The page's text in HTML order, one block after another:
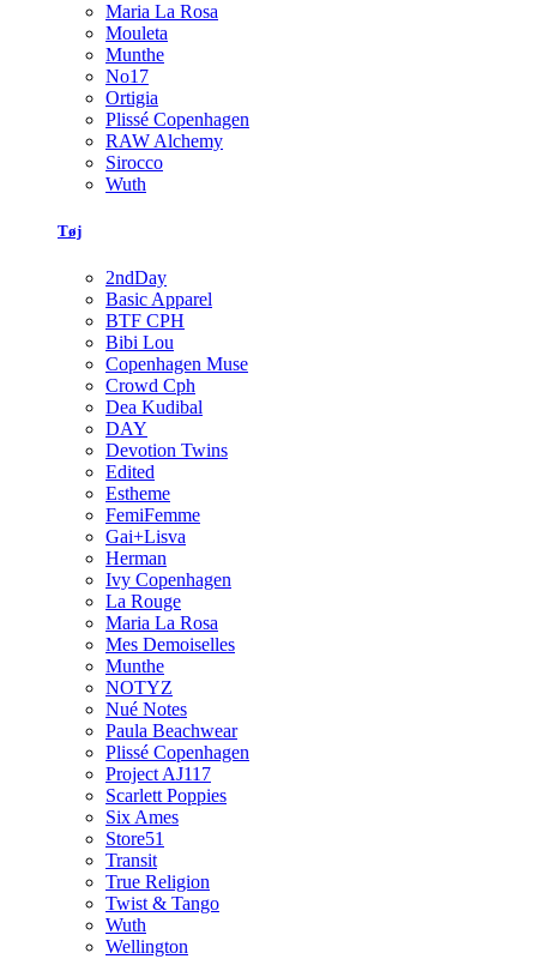
Maria La Rosa
Mouleta
Munthe
No17
Ortigia
Plissé Copenhagen
RAW Alchemy
Sirocco
Wuth
Tøj
2ndDay
Basic Apparel
BTF CPH
Bibi Lou
Copenhagen Muse
Crowd Cph
Dea Kudibal
DAY
Devotion Twins
Edited
Estheme
FemiFemme
Gai+Lisva
Herman
Ivy Copenhagen
La Rouge
Maria La Rosa
Mes Demoiselles
Munthe
NOTYZ
Nué Notes
Paula Beachwear
Plissé Copenhagen
Project AJ117
Scarlett Poppies
Six Ames
Store51
Transit
True Religion
Twist & Tango
Wuth
Wellington